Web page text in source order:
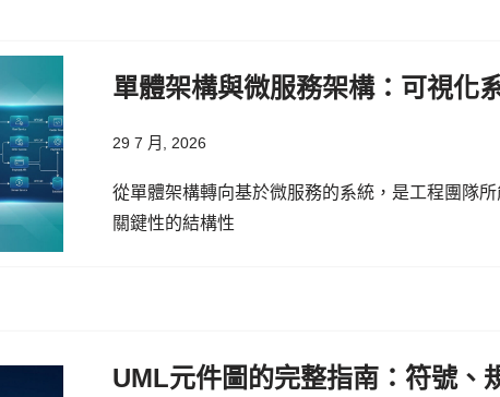
單體架構與微服務架構：可視化
29 7 月, 2026
從單體架構轉向基於微服務的系統，是工程團隊
關鍵性的結構性
UML元件圖的完整指南：符號、